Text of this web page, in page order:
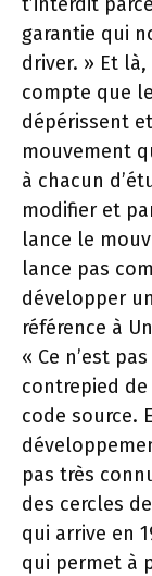
garantie qui
driver. » Et
compte que
dépérissent
mouvement
à chacun
modifier et
lance le
lance pas
développer
référence à
« Ce n’est
contrepied
code source.
pas très
des cercles
qui arrive en
qui permet à